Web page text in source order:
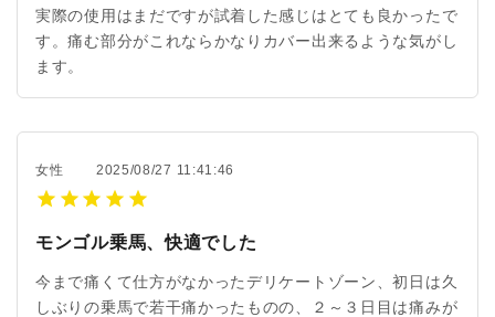
実際の使用はまだですが試着した感じはとても良かったで
す。痛む部分がこれならかなりカバー出来るような気がし
ます。
女性 2025/08/27 11:41:46
モンゴル乗馬、快適でした
今まで痛くて仕方がなかったデリケートゾーン、初日は久
しぶりの乗馬で若干痛かったものの、２～３日目は痛みが